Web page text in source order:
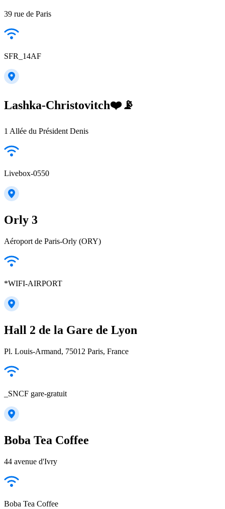
39 rue de Paris
SFR_14AF
Lashka-Christovitch❤️📡
1 Allée du Président Denis
Livebox-0550
Orly 3
Aéroport de Paris-Orly (ORY)
*WIFI-AIRPORT
Hall 2 de la Gare de Lyon
Pl. Louis-Armand, 75012 Paris, France
_SNCF gare-gratuit
Boba Tea Coffee
44 avenue d'Ivry
Boba Tea Coffee